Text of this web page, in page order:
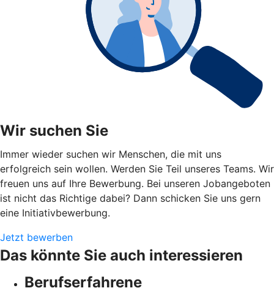
Wir suchen Sie
Immer wieder suchen wir Menschen, die mit uns
erfolgreich sein wollen. Werden Sie Teil unseres Teams. Wir
freuen uns auf Ihre Bewerbung. Bei unseren Jobangeboten
ist nicht das Richtige dabei? Dann schicken Sie uns gern
eine Initiativbewerbung.
Jetzt bewerben
Das könnte Sie auch interessieren
Berufserfahrene